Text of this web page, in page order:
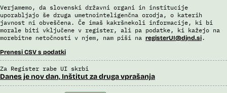
Verjamemo, da slovenski državni organi in institucije
uporabljajo še druga umetnointeligenčna orodja, o katerih
javnost ni obveščena. Če imaš kakršnekoli informacije, ki bi
morale biti vključene v register, ali pa podatke, ki kažejo na
morebitne netočnosti v njem, nam piši na registerUI@djnd.si.
Prenesi CSV s podatki
Za Register rabe UI skrbi
Danes je nov dan, Inštitut za druga vprašanja